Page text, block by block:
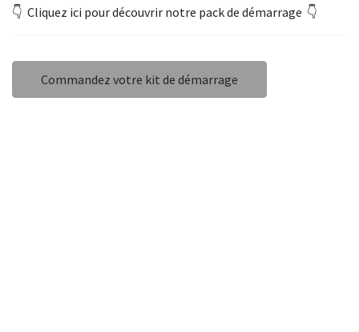
👇 Cliquez ici pour découvrir notre pack de démarrage 👇
Commandez votre kit de démarrage